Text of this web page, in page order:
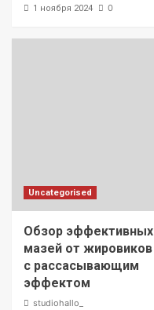
1 ноября 2024 0
Uncategorised
Обзор эффективных
мазей от жировиков
с рассасывающим
эффектом
studiohallo_